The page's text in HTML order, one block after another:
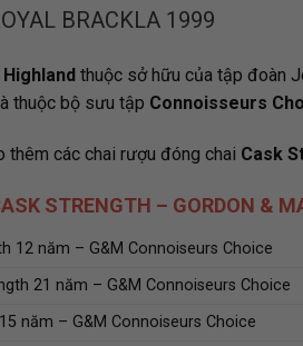
BRACKLA 1999
Highland thuộc sở hữu của tập đoàn
thuộc bộ sưu tập Connoisseurs
thêm các chai rượu đóng chai Cask
STRENGTH – GORDON &
12 năm – G&M Connoiseurs Choice
21 năm – G&M Connoiseurs Choice
năm – G&M Connoiseurs Choice